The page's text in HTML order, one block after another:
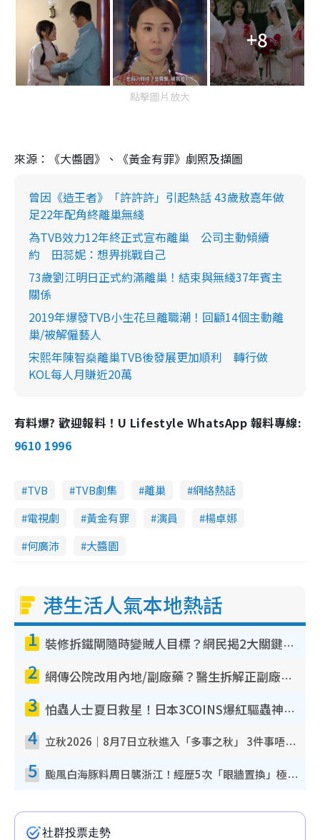
+8
點擊圖片放大
來源：《大醬園》、《黃金有罪》劇照及擷圖
曾因《造王者》「許許許」引起熱話 43歲敖嘉年做
足22年配角終離巢無綫
為TVB效力12年終正式宣布離巢 公司主動傾續
約 田蕊妮：想畀挑戰自己
73歲劉江明日正式約滿離巢！結束與無綫37年賓主
關係
2019年爆發TVB小生花旦離職潮！回顧14個主動離
巢/被解僱藝人
宋熙年陳智燊離巢TVB後發展更加順利 轉行做
KOL每人月賺近20萬
有料爆? 歡迎報料！U Lifestyle WhatsApp 報料專線:
9610 1996
TVB TVB劇集 離巢
網絡熱話
電視劇
黃金有罪 演員
楊卓娜
何廣沛
大醬園
港生活人氣本地熱話
1 裝修拆鐵閘隨時變賊人目標？網民揭2大關鍵用途：裝新式等於白裝？附新舊鐵閘分別
2 網傳公院改用內地/副廠藥？醫生拆解正副廠分別 揭4類人換藥隨時出事
3 怕蟲人士夏日救星！日本3COINS爆紅驅蟲神器$45起 1招「全程免觸碰」輕鬆搞定小強
4 立秋2026｜8月7日立秋進入「多事之秋」 3件事唔做得！專家教6招開運 清枱頭／銀包納氣接好運
5 颱風白海豚料周日襲浙江！經歷5次「眼牆置換」極罕見 成登陸內地最長途颱風